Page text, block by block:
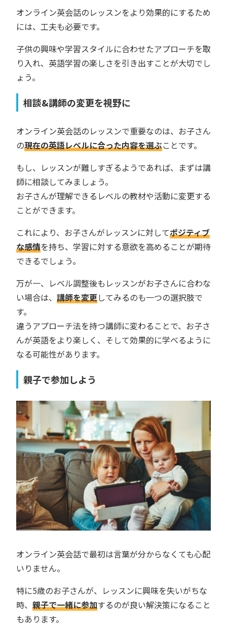
オンライン英会話のレッスンをより効果的にするため
には、工夫も必要です。
子供の興味や学習スタイルに合わせたアプローチを取
り入れ、英語学習の楽しさを引き出すことが大切でし
ょう。
相談&講師の変更を視野に
オンライン英会話のレッスンで重要なのは、お子さん
の現在の英語レベルに合った内容を選ぶことです。
もし、レッスンが難しすぎるようであれば、まずは講
師に相談してみましょう。
お子さんが理解できるレベルの教材や活動に変更する
ことができます。
これにより、お子さんがレッスンに対してポジティブ
な感情を持ち、学習に対する意欲を高めることが期待
できるでしょう。
万が一、レベル調整後もレッスンがお子さんに合わな
い場合は、 講師を変更してみるのも一つの選択肢で
す。
違うアプローチ法を持つ講師に変わることで、お子さ
んが英語をより楽しく、そして効果的に学べるように
なる可能性があります。
親子で参加しよう
オンライン英会話で最初は言葉が分からなくても心配
いりません。
特に5歳のお子さんが、レッスンに興味を失いがちな
時、 親子で一緒に参加するのが良い解決策になること
もあります。